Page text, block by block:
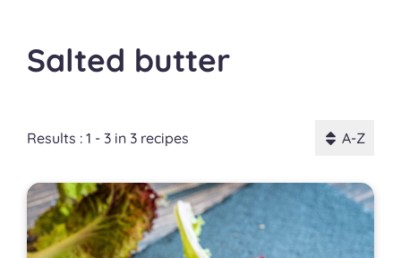
Salted butter
Results : 1 - 3 in 3 recipes A-Z